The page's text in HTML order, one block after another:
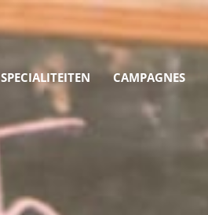
SPECIALITEITEN CAMPAGNES